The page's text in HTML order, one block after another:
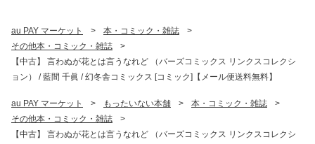
au PAY マーケット > 本・コミック・雑誌
>
その他本・コミック・雑誌
>
【中古】 言わぬが花とは言うなれど （バーズコミックス リンクスコレクシ
ョン） / 藍間 千眞 / 幻冬舎コミックス [コミック]【メール便送料無料】
au PAY マーケット > もったいない本舗 > 本・コミック・雑誌
>
その他本・コミック・雑誌
>
【中古】 言わぬが花とは言うなれど （バーズコミックス リンクスコレクシ